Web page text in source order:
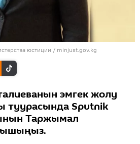
юстиции / minjust.gov.kg
эмгек жолу
туурасында Sputnik
Таржымал